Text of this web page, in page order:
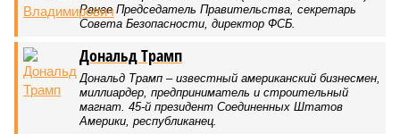
«Станция Л» продолжают ждать от компании Capital Group начала
реальной достройки (изображение сгенерировано ИИ)